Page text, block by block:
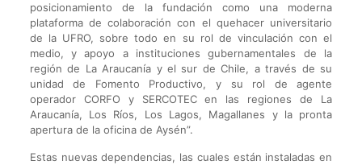
posicionamiento de la fundación como una moderna
plataforma de colaboración con el quehacer universitario
de la UFRO, sobre todo en su rol de vinculación con el
medio, y apoyo a instituciones gubernamentales de la
región de La Araucanía y el sur de Chile, a través de su
unidad de Fomento Productivo, y su rol de agente
operador CORFO y SERCOTEC en las regiones de La
Araucanía, Los Ríos, Los Lagos, Magallanes y la pronta
apertura de la oficina de Aysén”.
Estas nuevas dependencias, las cuales están instaladas en